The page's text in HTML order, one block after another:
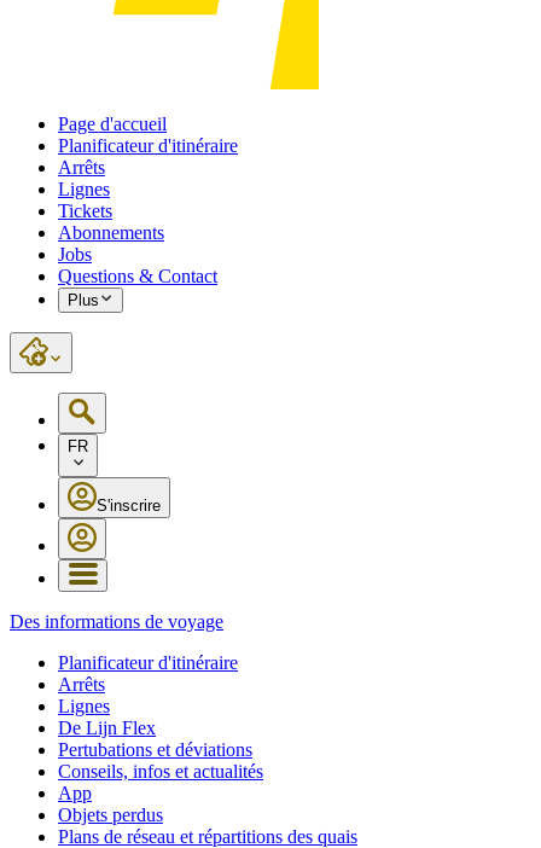
Page d'accueil
Planificateur d'itinéraire
Arrêts
Lignes
Tickets
Abonnements
Jobs
Questions & Contact
Plus
FR
S'inscrire
Des informations de voyage
Planificateur d'itinéraire
Arrêts
Lignes
De Lijn Flex
Pertubations et déviations
Conseils, infos et actualités
App
Objets perdus
Plans de réseau et répartitions des quais